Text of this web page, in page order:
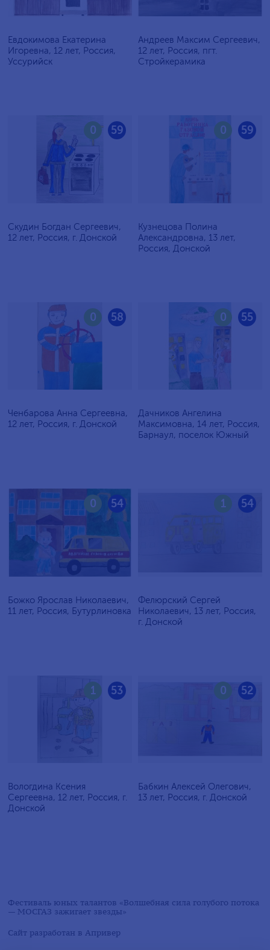
Евдокимова Екатерина
Игоревна, 12 лет, Россия,
Уссурийск
Андреев Максим Сергеевич,
12 лет, Россия, пгт.
Стройкерамика
59
0
Скудин Богдан Сергеевич,
12 лет, Россия, г. Донской
59
0
Кузнецова Полина
Александровна, 13 лет,
Россия, Донской
58
0
Ченбарова Анна Сергеевна,
12 лет, Россия, г. Донской
55
0
Дачников Ангелина
Максимовна, 14 лет, Россия,
Барнаул, поселок Южный
54
0
Божко Ярослав Николаевич,
11 лет, Россия, Бутурлиновка
54
1
Фелюрский Сергей
Николаевич, 13 лет, Россия,
г. Донской
53
1
Вологдина Ксения
Сергеевна, 12 лет, Россия, г.
Донской
52
0
Бабкин Алексей Олегович,
13 лет, Россия, г. Донской
Фестиваль юных талантов «Волшебная сила голубого потока
— МОСГАЗ зажигает звезды»
Сайт разработан в Апривер